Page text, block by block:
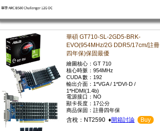
華碩 GT710-SL-2GD5-BRK-
EVO(954MHz/2G DDR5/17cm/註冊
四年保)保固最優
繪圖核心：GT 710
核心時脈：954MHz
CUDA 數：192
輸出介面：1*VGA / 1*DVI-D /
1*HDMI(1.4b)
電源接口：NO
顯卡長度：17公分
商品保固：註冊四年保
含稅：NT2590 ♦開箱討論 Buy